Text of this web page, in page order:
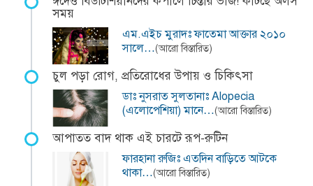
সময়
এম.এইচ মুরাদঃ ফাতেমা আক্তার ২০১০
সালে…(আরো বিস্তারিত)
চুল পড়া রোগ, প্রতিরোধের উপায় ও চিকিৎসা
ডাঃ নুসরাত সুলতানাঃ Alopecia
(এলোপেশিয়া) মানে…(আরো বিস্তারিত)
আপাতত বাদ থাক এই চারটে রূপ-রুটিন
ফারহানা রুজিঃ এতদিন বাড়িতে আটকে
থাকা…(আরো বিস্তারিত)